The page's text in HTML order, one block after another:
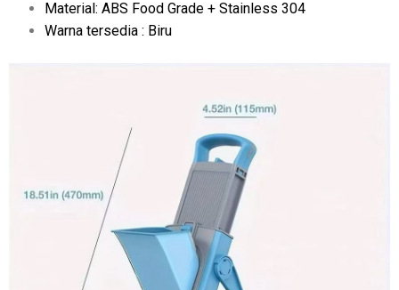
Material: ABS Food Grade + Stainless 304
Warna tersedia : Biru